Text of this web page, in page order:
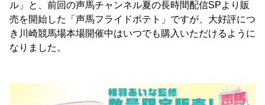
ル」と、前回の声馬チャンネル夏の長時間配信SPより販
売を開始した「声馬フライドポテト」ですが、大好評につ
き川崎競馬場本場開催中はいつでも購入いただけるように
なりました。